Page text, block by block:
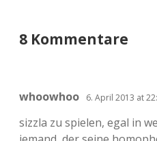
8 Kommentare
whoowhoo 6. April 2013 at
sizzla zu spielen, egal in